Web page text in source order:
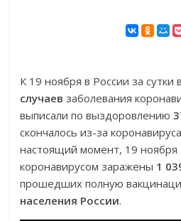
К 19 ноября в России за
случаев заболевания
выписали по выздоровлению
скончалось из-за коронавируса
настоящий момент, 19 ноября
коронавирусом заражены 1
прошедших полную
населения России.